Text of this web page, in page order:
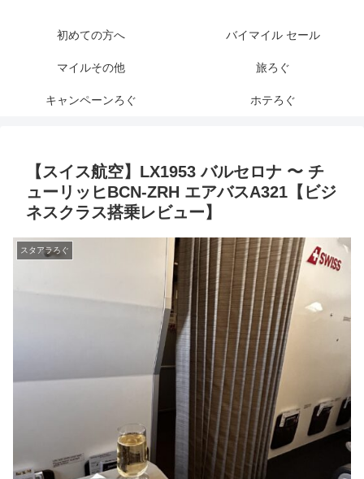
初めての方へ バイマイル セール
マイルその他 旅ろぐ
キャンペーンろぐ ホテろぐ
【スイス航空】LX1953 バルセロナ 〜 チ
ューリッヒBCN-ZRH エアバスA321【ビジ
ネスクラス搭乗レビュー】
スタアラろぐ